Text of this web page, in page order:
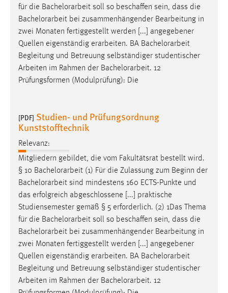
für die Bachelorarbeit soll so beschaffen sein, dass die
Bachelorarbeit bei zusammenhängender Bearbeitung in
zwei Monaten fertiggestellt werden [...] angegebener
Quellen eigenständig erarbeiten. BA Bachelorarbeit
Begleitung und Betreuung selbständiger studentischer
Arbeiten im Rahmen der Bachelorarbeit. 12
Prüfungsformen (Modulprüfung): Die
[PDF] Studien- und Prüfungsordnung
Kunststofftechnik
Relevanz:
Mitgliedern gebildet, die vom Fakultätsrat bestellt wird.
§ 10 Bachelorarbeit (1) Für die Zulassung zum Beginn der
Bachelorarbeit sind mindestens 160 ECTS-Punkte und
das erfolgreich abgeschlossene [...] praktische
Studiensemester gemäß § 5 erforderlich. (2) 1Das Thema
für die Bachelorarbeit soll so beschaffen sein, dass die
Bachelorarbeit bei zusammenhängender Bearbeitung in
zwei Monaten fertiggestellt werden [...] angegebener
Quellen eigenständig erarbeiten. BA Bachelorarbeit
Begleitung und Betreuung selbständiger studentischer
Arbeiten im Rahmen der Bachelorarbeit. 12